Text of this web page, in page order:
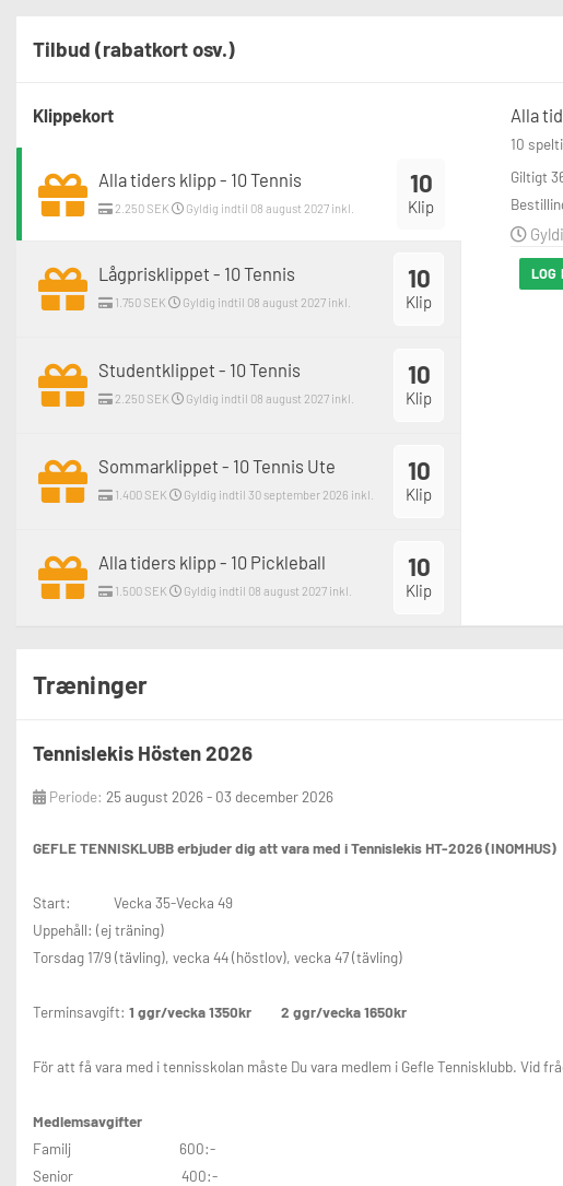
Tilbud (rabatkort osv.)
Klippekort
10
Klip
Alla tiders klipp - 10 Tennis
2.250 SEK Gyldig indtil 08 august 2027 inkl.
10
Klip
Lågprisklippet - 10 Tennis
1.750 SEK Gyldig indtil 08 august 2027 inkl.
10
Klip
Studentklippet - 10 Tennis
2.250 SEK Gyldig indtil 08 august 2027 inkl.
10
Klip
Sommarklippet - 10 Tennis Ute
1.400 SEK Gyldig indtil 30 september 2026 inkl.
10
Klip
Alla tiders klipp - 10 Pickleball
1.500 SEK Gyldig indtil 08 august 2027 inkl.
Alla
10
Giltigt
LOG
Træninger
Tennislekis Hösten 2026
Periode: 25 august 2026 - 03 december 2026
GEFLE TENNISKLUBBerbjuder dig att vara med i Tennislekis HT-2026 (INOMHUS)
Start: Vecka 35-Vecka 49
Uppehåll: (ej träning)
Torsdag 17/9 (tävling), vecka 44 (höstlov), vecka 47 (tävling)
Terminsavgift: 1 ggr/vecka 1350kr2 ggr/vecka 1650kr
För att få vara med i tennisskolan måste Du vara medlem i Gefle Tennisklubb. Vid
Medlemsavgifter
Familj 600:-
Senior 400:-